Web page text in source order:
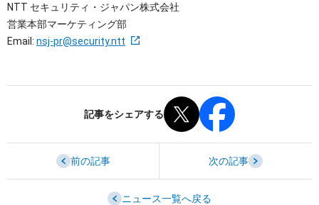
NTT セキュリティ・ジャパン株式会社
営業本部マーケティング部
Email: nsj-pr@security.ntt
記事をシェアする
前の記事 次の記事
ニュース一覧へ戻る